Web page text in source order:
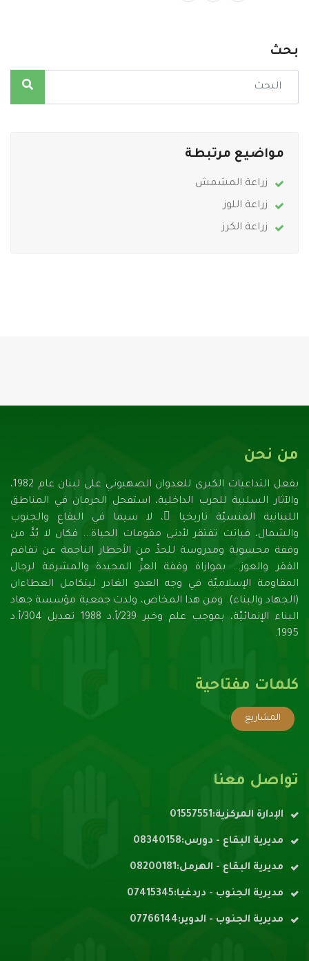
بحث
مواضيع مرتبطة
زراعة المشمش
زراعة اللوز
زراعة الكرز
من نحن
بفعل التداعيات الكبرى للعدوان الصهيونـي على لبنان عام 1982،
والآثار السلبية للحرب الداخلية، استفحل الحرمان في المناطق
اللبنانية المنسيّة تاريخيا ً، لا سيما في البقاع والجنوب
والشمال، فباتت تفتقر لأدنـى مقومات الحياة... فكان لا بُدَّ من
وقفة محسوبة ومدروسة للحدِّ من الأخطار الناجمة عن تفاقم
الفقر والعوز... بموازاة وقفة العزِّ المجيدة والمشرفة لرجال
المقاومة الإسلاميّة في وجه العدو الغادر ليتكامل العطاءان
(الجهاد والبناء). ومن هذا المخاض، ولدت جمعية مؤسسة جهاد
البناء الإنمائيّة، بموجب علم وخبر 239/أ.د 1988 تعديل 304/أ.د
1995.
كلمات مفتاحية
المشاريع
تواصل معنا
الإدارة المركزية:01557551
مديرية البقاع - دورس:08340158
مديرية البقاع - الهرمل:08200181
مديرية الجنوب - دردغيا:07415345
مديرية الجنوب - الدوير:07766144